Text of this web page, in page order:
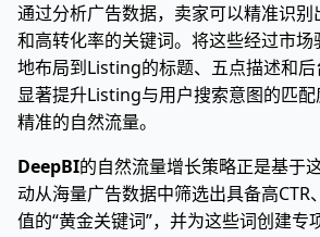
通过分析广告数据，卖家可以精准识
和高转化率的关键词。将这些经过市
地布局到Listing的标题、五点描述和
显著提升Listing与用户搜索意图的匹
精准的自然流量。
DeepBI的自然流量增长策略正是基于
动从海量广告数据中筛选出具备高CTR
值的“黄金关键词”，并为这些词创建专